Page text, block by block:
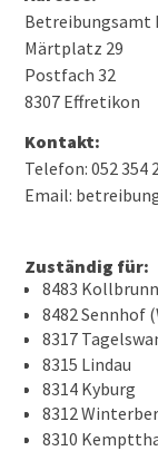
Märtplatz 29
Postfach 32
8307 Effretikon
Kontakt:
Telefon: 052 354
Email:
Zuständig für:
8483 Kollbrunn
8482 Sennhof
8317
8315 Lindau
8314 Kyburg
8312
8310